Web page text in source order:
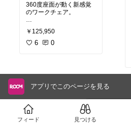
360度座面が動く新感覚
のワークチェア。
これすごい！！！
人がずっと同じ姿勢だと
体に悪いことに着目し
・グッドデザイン賞で見
・色が無限に選べる
ーズで体にフィットして
￥125,950
6 0
アプリでこのページを見る
フィード 見つける